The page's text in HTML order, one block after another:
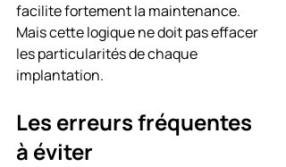
facilite fortement la maintenance.
Mais cette logique ne doit pas effacer
les particularités de chaque
implantation.
Les erreurs fréquentes
à éviter